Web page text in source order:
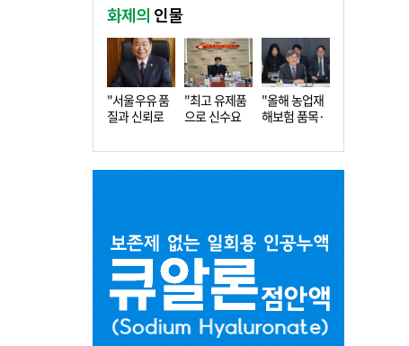
화제의 인물
"서울우유 품
질과 신뢰로
"최고 유제품
으로 신수요
"올해 농업재
해보험 품목·